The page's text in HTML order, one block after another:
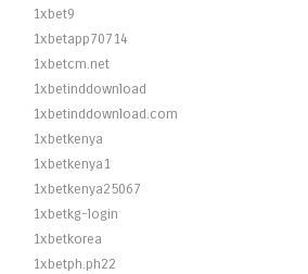
1xbet9
1xbetapp70714
1xbetcm.net
1xbetinddownload
1xbetinddownload.com
1xbetkenya
1xbetkenya1
1xbetkenya25067
1xbetkg-login
1xbetkorea
1xbetph.ph22